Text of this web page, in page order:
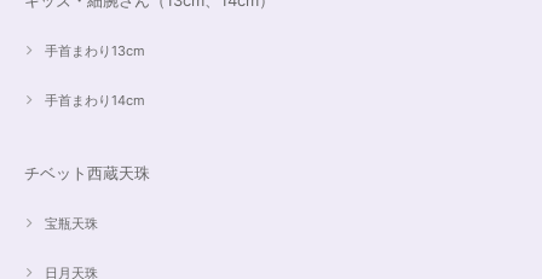
手首まわり13cm
手首まわり14cm
チベット西蔵天珠
宝瓶天珠
日月天珠